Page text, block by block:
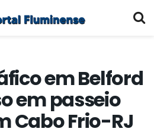
em Belford
em passeio
Cabo Frio-RJ